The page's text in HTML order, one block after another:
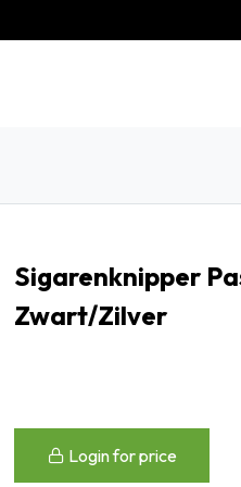
Sigarenknipper
Zwart/Zilver
Login for price